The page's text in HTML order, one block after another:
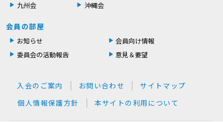
九州会
沖縄会
会員の部屋
お知らせ
会員向け情報
委員会の活動報告
意見＆要望
入会のご案内 お問い合わせ
サイトマップ
個人情報保護方針
本サイトの利用について